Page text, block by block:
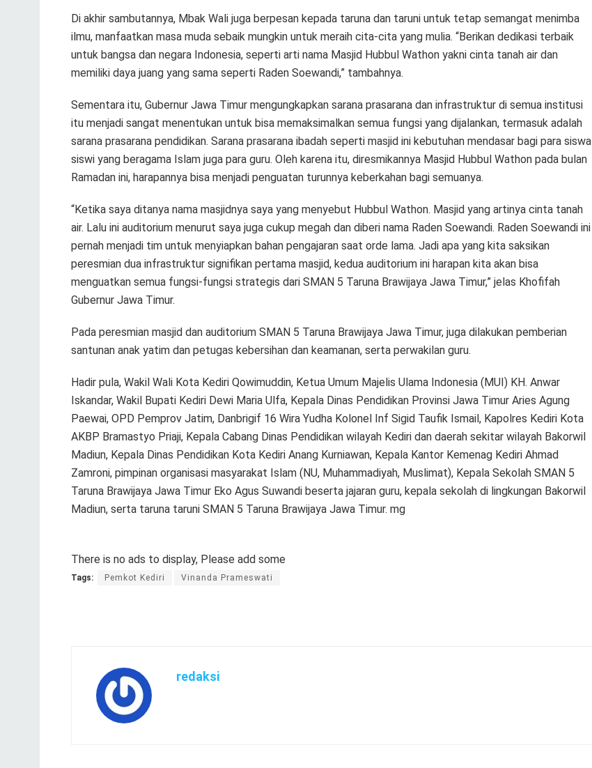
Di akhir sambutannya, Mbak Wali juga berpesan kepada taruna dan taruni untuk tetap semangat menimba
ilmu, manfaatkan masa muda sebaik mungkin untuk meraih cita-cita yang mulia. “Berikan dedikasi terbaik
untuk bangsa dan negara Indonesia, seperti arti nama Masjid Hubbul Wathon yakni cinta tanah air dan
memiliki daya juang yang sama seperti Raden Soewandi,” tambahnya.
Sementara itu, Gubernur Jawa Timur mengungkapkan sarana prasarana dan infrastruktur di semua institusi
itu menjadi sangat menentukan untuk bisa memaksimalkan semua fungsi yang dijalankan, termasuk adalah
sarana prasarana pendidikan. Sarana prasarana ibadah seperti masjid ini kebutuhan mendasar bagi para siswa
siswi yang beragama Islam juga para guru. Oleh karena itu, diresmikannya Masjid Hubbul Wathon pada bulan
Ramadan ini, harapannya bisa menjadi penguatan turunnya keberkahan bagi semuanya.
“Ketika saya ditanya nama masjidnya saya yang menyebut Hubbul Wathon. Masjid yang artinya cinta tanah
air. Lalu ini auditorium menurut saya juga cukup megah dan diberi nama Raden Soewandi. Raden Soewandi ini
pernah menjadi tim untuk menyiapkan bahan pengajaran saat orde lama. Jadi apa yang kita saksikan
peresmian dua infrastruktur signifikan pertama masjid, kedua auditorium ini harapan kita akan bisa
menguatkan semua fungsi-fungsi strategis dari SMAN 5 Taruna Brawijaya Jawa Timur,” jelas Khofifah
Gubernur Jawa Timur.
Pada peresmian masjid dan auditorium SMAN 5 Taruna Brawijaya Jawa Timur, juga dilakukan pemberian
santunan anak yatim dan petugas kebersihan dan keamanan, serta perwakilan guru.
Hadir pula, Wakil Wali Kota Kediri Qowimuddin, Ketua Umum Majelis Ulama Indonesia (MUI) KH. Anwar
Iskandar, Wakil Bupati Kediri Dewi Maria Ulfa, Kepala Dinas Pendidikan Provinsi Jawa Timur Aries Agung
Paewai, OPD Pemprov Jatim, Danbrigif 16 Wira Yudha Kolonel Inf Sigid Taufik Ismail, Kapolres Kediri Kota
AKBP Bramastyo Priaji, Kepala Cabang Dinas Pendidikan wilayah Kediri dan daerah sekitar wilayah Bakorwil
Madiun, Kepala Dinas Pendidikan Kota Kediri Anang Kurniawan, Kepala Kantor Kemenag Kediri Ahmad
Zamroni, pimpinan organisasi masyarakat Islam (NU, Muhammadiyah, Muslimat), Kepala Sekolah SMAN 5
Taruna Brawijaya Jawa Timur Eko Agus Suwandi beserta jajaran guru, kepala sekolah di lingkungan Bakorwil
Madiun, serta taruna taruni SMAN 5 Taruna Brawijaya Jawa Timur. mg
There is no ads to display, Please add some
Tags: Pemkot Kediri Vinanda Prameswati
redaksi